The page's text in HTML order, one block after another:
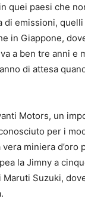
quei paesi che
di emissioni, quelli
in Giappone,
a ben tre anni e
di attesa
Motors, un
per i
miniera d’oro
la Jimny a
Maruti Suzuki,